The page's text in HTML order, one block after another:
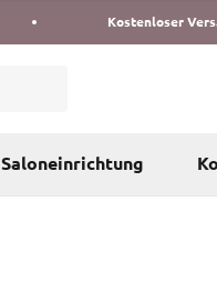
Kostenloser
Saloneinrichtung